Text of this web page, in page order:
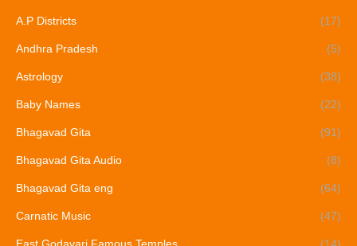
A.P Districts (17)
Andhra Pradesh (5)
Astrology (38)
Baby Names (22)
Bhagavad Gita (91)
Bhagavad Gita Audio (8)
Bhagavad Gita eng (64)
Carnatic Music (47)